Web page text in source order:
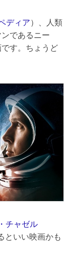
ディア）、人類
であるニー
す。ちょうど
チャゼル
といい映画かも